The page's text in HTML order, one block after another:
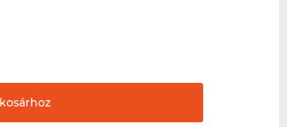
kosárhoz